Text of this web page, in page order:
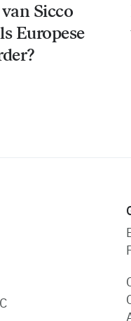
Sicco
Europese